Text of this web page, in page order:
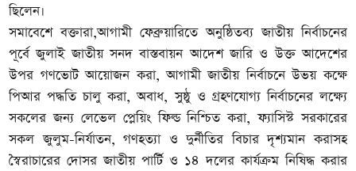
ছিলেন।
সমাবেশে বক্তারা,আগামী ফেব্রুয়ারিতে অনুষ্ঠিতব্য জাতীয় নির্বাচনের
পূর্বে জুলাই জাতীয় সনদ বাস্তবায়ন আদেশ জারি ও উক্ত আদেশের
উপর গণভোট আয়োজন করা, আগামী জাতীয় নির্বাচনে উভয় কক্ষে
পিআর পদ্ধতি চালু করা, অবাধ, সুষ্ঠু ও গ্রহণযোগ্য নির্বাচনের লক্ষ্যে
সকলের জন্য লেভেল প্লেয়িং ফিল্ড নিশ্চিত করা, ফ্যাসিস্ট সরকারের
সকল জুলুম-নির্যাতন, গণহত্যা ও দুর্নীতির বিচার দৃশ্যমান করাসহ
স্বৈরাচারের দোসর জাতীয় পার্টি ও ১৪ দলের কার্যক্রম নিষিদ্ধ করার